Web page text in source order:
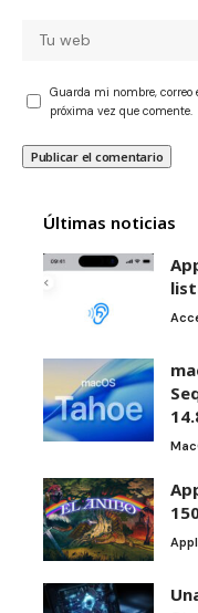
Guarda mi nombre, correo
próxima vez que comente.
Últimas noticias